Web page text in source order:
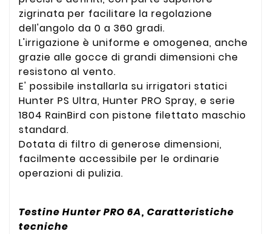
zigrinata per facilitare la regolazione
dell'angolo da 0 a 360 gradi.
L'irrigazione è uniforme e omogenea, anche
grazie alle gocce di grandi dimensioni che
resistono al vento.
E' possibile installarla su irrigatori statici
Hunter PS Ultra, Hunter PRO Spray, e serie
1804 RainBird con pistone filettato maschio
standard.
Dotata di filtro di generose dimensioni,
facilmente accessibile per le ordinarie
operazioni di pulizia.
Testine Hunter PRO 6A, Caratteristiche
tecniche